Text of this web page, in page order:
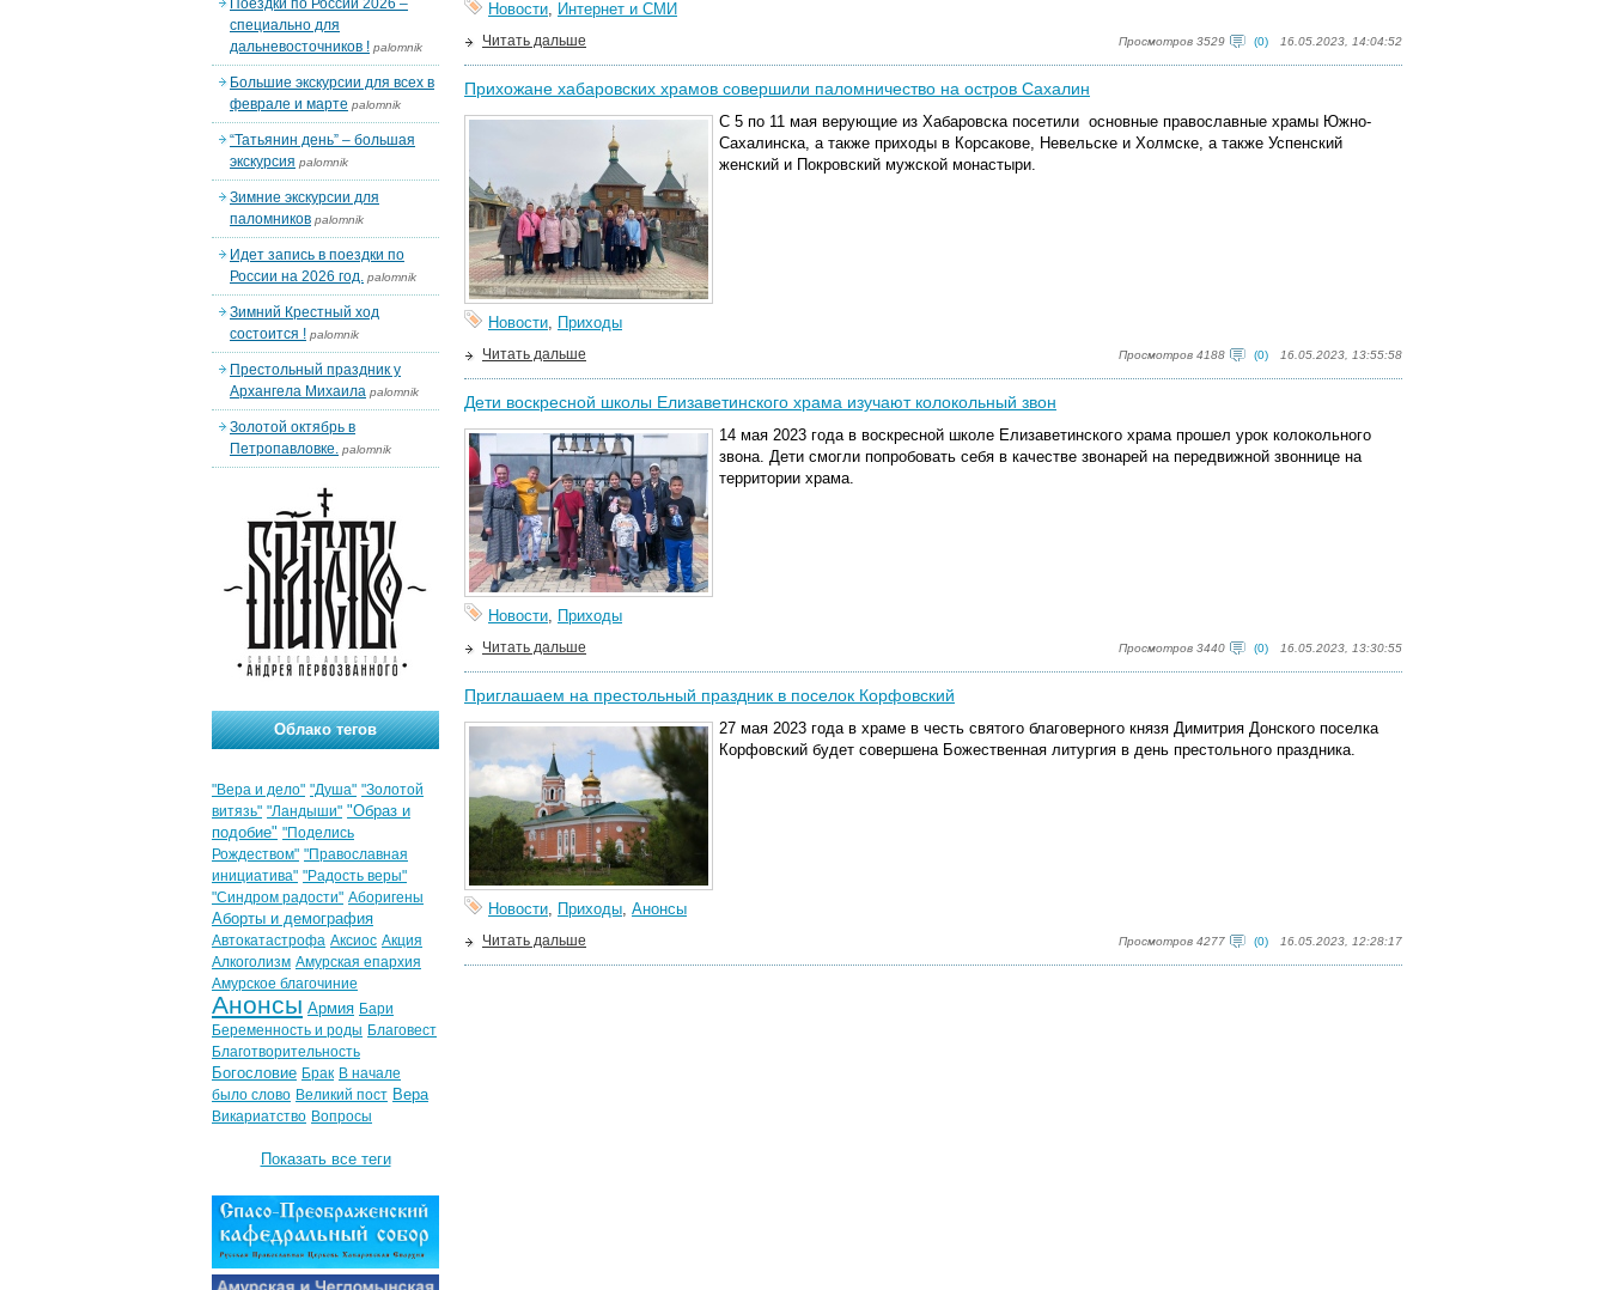
Новости, Интернет и СМИ
Просмотров 3529 (0) 16.05.2023, 14:04:52
Читать дальше
Прихожане хабаровских храмов совершили паломничество на остров Сахалин
С 5 по 11 мая верующие из Хабаровска посетили основные православные храмы Южно-
Сахалинска, а также приходы в Корсакове, Невельске и Холмске, а также Успенский
женский и Покровский мужской монастыри.
Новости, Приходы
Просмотров 4188 (0) 16.05.2023, 13:55:58
Читать дальше
Дети воскресной школы Елизаветинского храма изучают колокольный звон
14 мая 2023 года в воскресной школе Елизаветинского храма прошел урок колокольного
звона. Дети смогли попробовать себя в качестве звонарей на передвижной звоннице на
территории храма.
Новости, Приходы
Просмотров 3440 (0) 16.05.2023, 13:30:55
Читать дальше
Приглашаем на престольный праздник в поселок Корфовский
27 мая 2023 года в храме в честь святого благоверного князя Димитрия Донского поселка
Корфовский будет совершена Божественная литургия в день престольного праздника.
Новости, Приходы, Анонсы
Просмотров 4277 (0) 16.05.2023, 12:28:17
Читать дальше
Поездки по России 2026 –
специально для
дальневосточников ! palomnik
Большие экскурсии для всех в
феврале и марте palomnik
“Татьянин день” – большая
экскурсия palomnik
Зимние экскурсии для
паломников palomnik
Идет запись в поездки по
России на 2026 год. palomnik
Зимний Крестный ход
состоится ! palomnik
Престольный праздник у
Архангела Михаила palomnik
Золотой октябрь в
Петропавловке. palomnik
Облако тегов
"Вера и дело" "Душа" "Золотой
витязь" "Ландыши" "Образ и
подобие" "Поделись
Рождеством" "Православная
инициатива" "Радость веры"
"Синдром радости" Аборигены
Аборты и демография
Автокатастрофа Аксиос Акция
Алкоголизм Амурская епархия
Амурское благочиние
Анонсы Армия Бари
Беременность и роды Благовест
Благотворительность
Богословие Брак В начале
было слово Великий пост Вера
Викариатство Вопросы
Показать все теги